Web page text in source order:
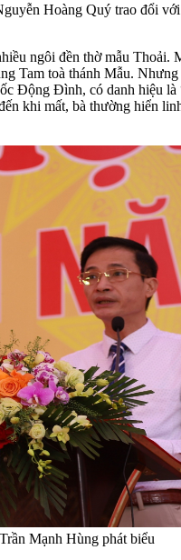
Hoàng Quý trao đổi
ngôi đền thờ mẫu
Tam toà thánh Mẫu.
Động Đình, có danh hiệu
khi mất, bà thường hiển
Mạnh Hùng phát biểu